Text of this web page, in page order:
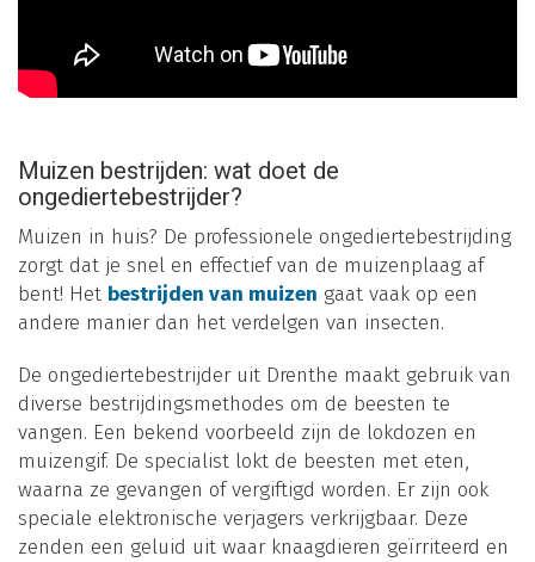
Muizen bestrijden: wat doet de
ongediertebestrijder?
Muizen in huis? De professionele ongediertebestrijding
zorgt dat je snel en effectief van de muizenplaag af
bent! Het bestrijden van muizen gaat vaak op een
andere manier dan het verdelgen van insecten.
De ongediertebestrijder uit Drenthe maakt gebruik van
diverse bestrijdingsmethodes om de beesten te
vangen. Een bekend voorbeeld zijn de lokdozen en
muizengif. De specialist lokt de beesten met eten,
waarna ze gevangen of vergiftigd worden. Er zijn ook
speciale elektronische verjagers verkrijgbaar. Deze
zenden een geluid uit waar knaagdieren geïrriteerd en